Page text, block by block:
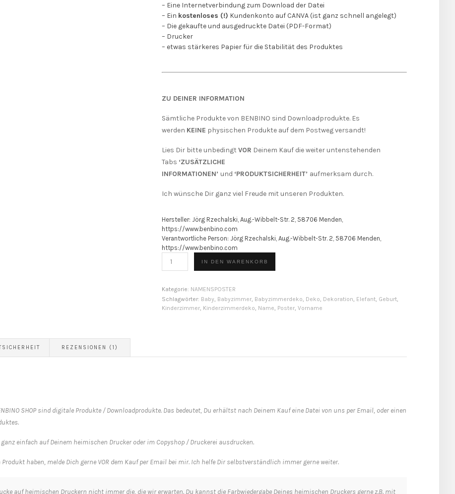
– Eine Internetverbindung zum Download der Datei
– Ein kostenloses (!) Kundenkonto auf CANVA (ist ganz schnell angelegt)
– Die gekaufte und ausgedruckte Datei (PDF-Format)
– Drucker
– etwas stärkeres Papier für die Stabilität des Produktes
ZU DEINER INFORMATION
Sämtliche Produkte von BENBINO sind Downloadprodukte. Es
werden KEINE physischen Produkte auf dem Postweg versandt!
Lies Dir bitte unbedingt VOR Deinem Kauf die weiter untenstehenden
Tabs ‘ZUSÄTZLICHE
INFORMATIONEN’ und ‘PRODUKTSICHERHEIT’ aufmerksam durch.
Ich wünsche Dir ganz viel Freude mit unseren Produkten.
Hersteller: Jörg Rzechalski, Aug.-Wibbelt-Str. 2, 58706 Menden,
https://www.benbino.com
Verantwortliche Person: Jörg Rzechalski, Aug.-Wibbelt-Str. 2, 58706 Menden,
https://www.benbino.com
Namensposter
Elefant
rosa
IN DEN WARENKORB
Kategorie: NAMENSPOSTER
Schlagwörter: Baby Babyzimmer, Babyzimmerdeko Deko Dekoration Elefant, Geburt,
Kinderzimmer, Kinderzimmerdeko Name Poster, Vorname
REZENSIONEN (1)
SHOP sind digitale Produkte / Downloadprodukte. Das bedeutet, Du erhältst nach Deinem Kauf eine Datei von uns per Email, oder einen
einfach auf Deinem heimischen Drucker oder im Copyshop / Druckerei ausdrucken.
haben, melde Dich gerne VOR dem Kauf per Email bei mir. Ich helfe Dir selbstverständlich immer gerne weiter.
auf heimischen Druckern nicht immer die, die wir erwarten. Du kannst die Farbwiedergabe Deines heimischen Druckers gerne z.B. mit